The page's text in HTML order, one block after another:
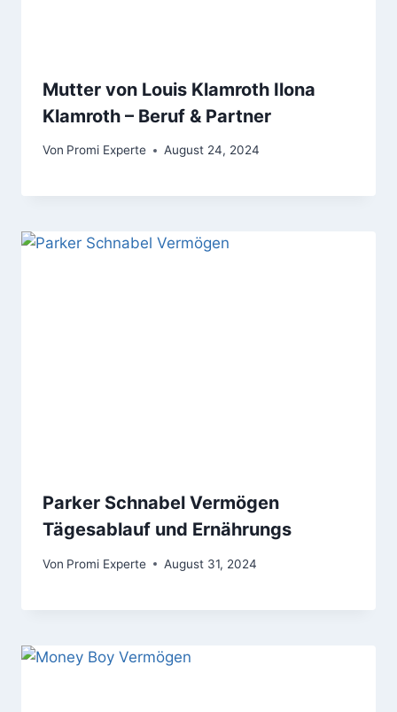
Mutter von Louis Klamroth Ilona
Klamroth – Beruf & Partner
Von Promi Experte August 24, 2024
Parker Schnabel Vermögen
Tägesablauf und Ernährungs
Von Promi Experte August 31, 2024